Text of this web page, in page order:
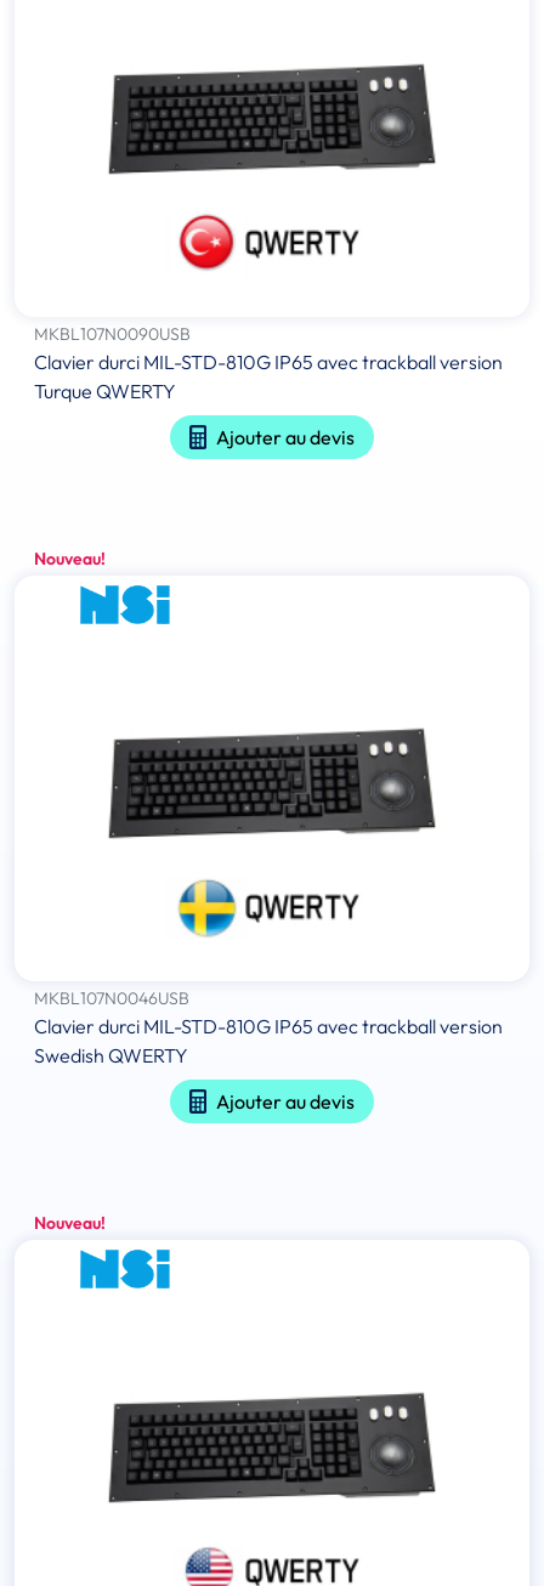
MKBL107N0090USB
Clavier durci MIL-STD-810G IP65 avec trackball version
Turque QWERTY
Ajouter au devis
Nouveau!
MKBL107N0046USB
Clavier durci MIL-STD-810G IP65 avec trackball version
Swedish QWERTY
Ajouter au devis
Nouveau!